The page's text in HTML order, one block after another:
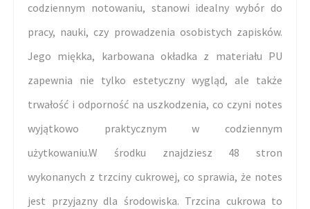
codziennym notowaniu, stanowi idealny wybór do
pracy, nauki, czy prowadzenia osobistych zapisków.
Jego miękka, karbowana okładka z materiału PU
zapewnia nie tylko estetyczny wygląd, ale także
trwałość i odporność na uszkodzenia, co czyni notes
wyjątkowo praktycznym w codziennym
użytkowaniu.W środku znajdziesz 48 stron
wykonanych z trzciny cukrowej, co sprawia, że notes
jest przyjazny dla środowiska. Trzcina cukrowa to